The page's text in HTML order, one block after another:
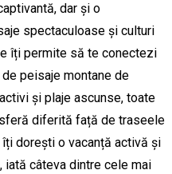
dar și o
spectaculoase și culturi
îți permite să te conectezi
peisaje montane de
și plaje ascunse, toate
diferită față de traseele
dorești o vacanță activă și
iată câteva dintre cele mai